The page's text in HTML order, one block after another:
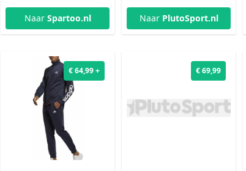
Naar Spartoo.nl Naar PlutoSport.nl
€ 64,99 + € 69,99